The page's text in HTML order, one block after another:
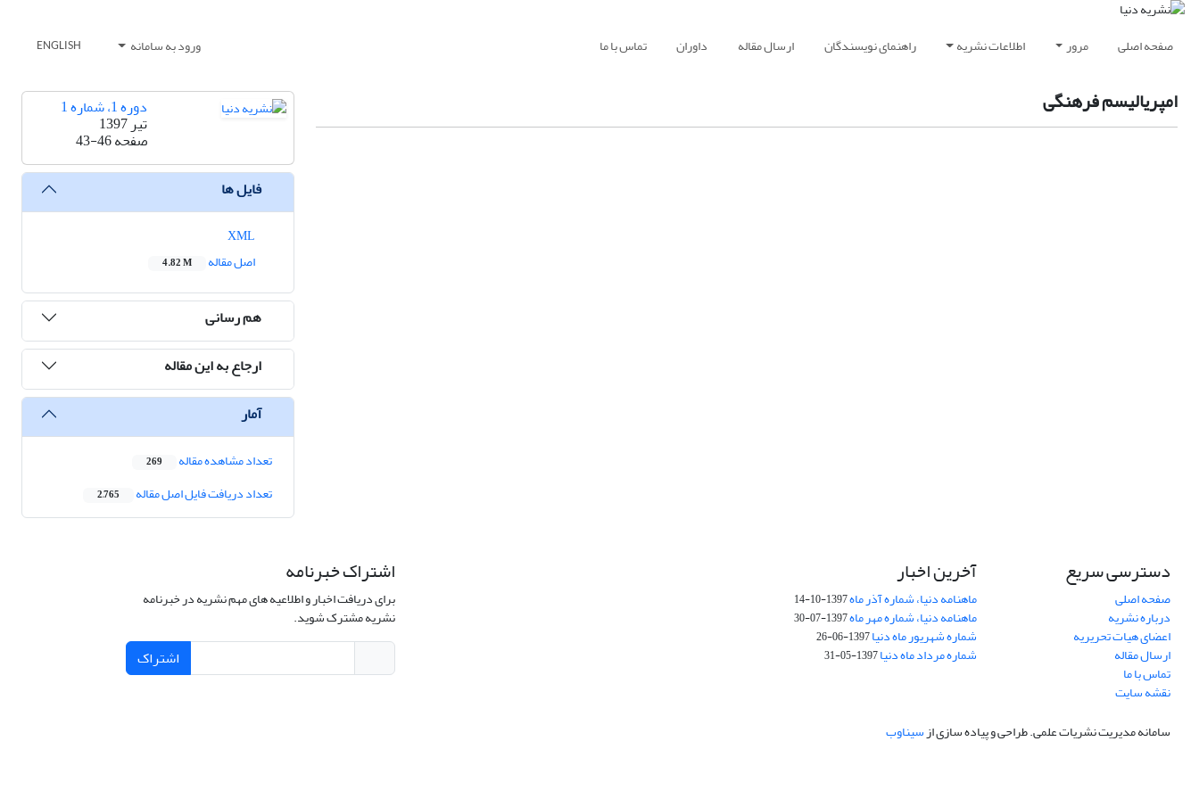
صفحه اصلی مرور اطلاعات نشریه راهنمای نویسندگان ارسال مقاله داوران تماس با ما ورود به سامانه ENGLISH
امپریالیسم فرهنگی دوره 1، شماره 1
تیر 1397
صفحه43-46
فایل ها
اصل مقاله
4.82 M
هم رسانی
ارجاع به این مقاله
آمار
تعداد مشاهده مقاله 269
تعداد دریافت فایل اصل مقاله 2,765
دسترسی سریع
صفحه اصلی
درباره نشریه
اعضای هیات تحریریه
ارسال مقاله
تماس با ما
نقشه سایت
آخرین اخبار
ماهنامه دنیا، شماره آذر ماه1397-10-14
ماهنامه دنیا، شماره مهر ماه1397-07-30
شماره شهریور ماه دنیا1397-06-26
شماره مرداد ماه دنیا1397-05-31
اشتراک خبرنامه
برای دریافت اخبار و اطلاعیه های مهم نشریه در خبرنامه
نشریه مشترک شوید.
اشتراک
سامانه مدیریت نشریات علمی.طراحی و پیاده سازی ازسیناوب